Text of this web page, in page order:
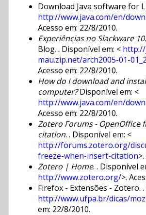
Download Java software for
http://www.java.com/en/
Acesso em: 22/8/2010.
Experiências no Slackware
Blog. . Disponível em: <
mau.zip.net/arch2005-01-
Acesso em: 22/8/2010.
How do I download and
computer?Disponível em: <
http://www.java.com/en/
Acesso em: 22/8/2010.
Zotero Forums - OpenOffice
citation. . Disponível em: <
http://forums.zotero.org/
freeze-when-insert-citation
Zotero | Home. . Disponível
http://www.zotero.org/>.
Firefox - Extensões - Zotero.
http://www.ufpa.br/dicas/
em: 22/8/2010.